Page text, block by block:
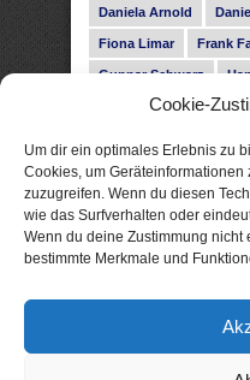
Cookie-
Um dir ein optimales Erlebnis zu
Cookies, um
zuzugreifen. Wenn du diesen
wie das Surfverhalten oder
Wenn du deine Zustimmung nicht
bestimmte Merkmale und
Daniela Arnold
Fiona Limar Frank
Gunnar Schwarz
Heike Fröhling Ina
Leonie Haubrich
Malin Blunk Marcus
Melisa Schwermer
Noah Fitz Nora